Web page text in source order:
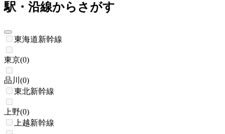
駅・沿線からさがす
東海道新幹線
東京(0)
品川 (0)
東北新幹線
上野(0)
上越新幹線